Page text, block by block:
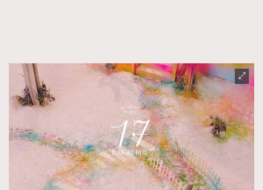
FigaroIcon 68
FigaroInsight 156
FigaroIssue 271
FigaroJewellery 87
FigaroLifestyle 230
FigaroLove 89
FigaroMasterclass 20
法國五月French May專訪四位香港文藝代表